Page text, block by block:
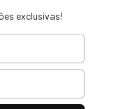
exclusivas!